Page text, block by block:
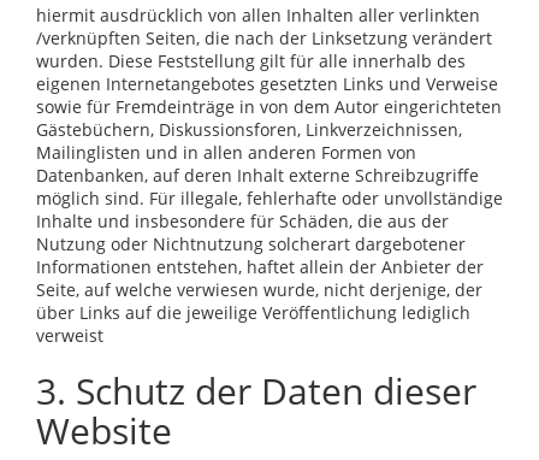
hiermit ausdrücklich von allen Inhalten aller verlinkten
/verknüpften Seiten, die nach der Linksetzung verändert
wurden. Diese Feststellung gilt für alle innerhalb des
eigenen Internetangebotes gesetzten Links und Verweise
sowie für Fremdeinträge in von dem Autor eingerichteten
Gästebüchern, Diskussionsforen, Linkverzeichnissen,
Mailinglisten und in allen anderen Formen von
Datenbanken, auf deren Inhalt externe Schreibzugriffe
möglich sind. Für illegale, fehlerhafte oder unvollständige
Inhalte und insbesondere für Schäden, die aus der
Nutzung oder Nichtnutzung solcherart dargebotener
Informationen entstehen, haftet allein der Anbieter der
Seite, auf welche verwiesen wurde, nicht derjenige, der
über Links auf die jeweilige Veröffentlichung lediglich
verweist
3. Schutz der Daten dieser
Website